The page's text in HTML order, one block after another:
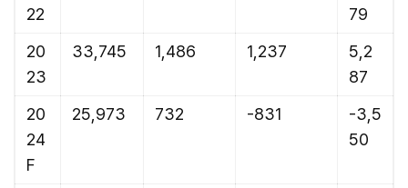
22
79
20
23
33,745 1,486 1,237
5,2
87
20
24
F
25,973 732 -831
-3,5
50